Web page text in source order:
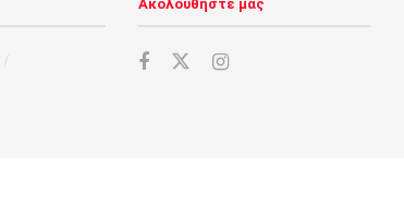
Ακολουθήστε μας